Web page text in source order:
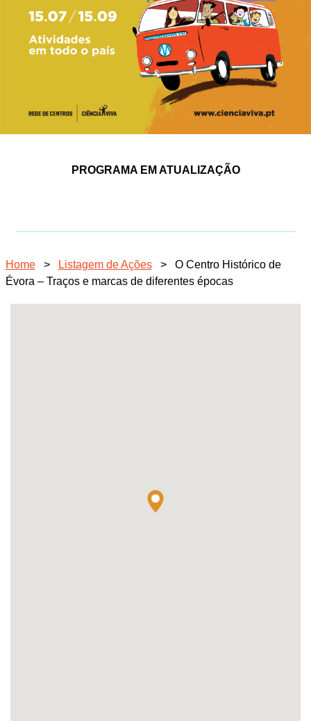
PROGRAMA EM ATUALIZAÇÃO
Home > Listagem de Ações >
O Centro Histórico de
Évora – Traços e marcas de diferentes épocas